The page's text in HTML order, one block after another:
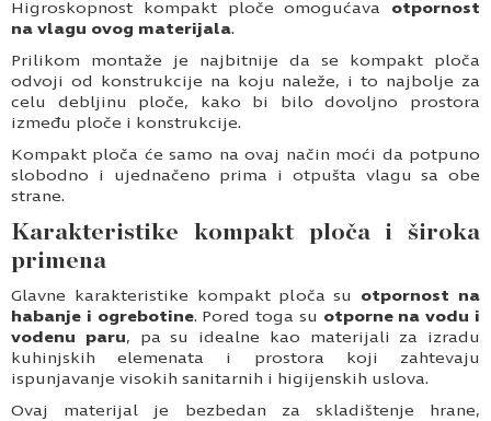
Higroskopnost kompakt ploče omogućava otpornost
na vlagu ovog materijala.
Prilikom montaže je najbitnije da se kompakt ploča
odvoji od konstrukcije na koju naleže, i to najbolje za
celu debljinu ploče, kako bi bilo dovoljno prostora
između ploče i konstrukcije.
Kompakt ploča će samo na ovaj način moći da potpuno
slobodno i ujednačeno prima i otpušta vlagu sa obe
strane.
Karakteristike kompakt ploča i široka
primena
Glavne karakteristike kompakt ploča su otpornost na
habanje i ogrebotine. Pored toga su otporne na vodu i
vodenu paru, pa su idealne kao materijali za izradu
kuhinjskih elemenata i prostora koji zahtevaju
ispunjavanje visokih sanitarnih i higijenskih uslova.
Ovaj materijal je bezbedan za skladištenje hrane,